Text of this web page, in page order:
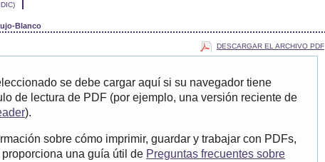
Blanco
DESCARGAR EL ARCHIVO PDF
se debe cargar aquí si su navegador tiene
de lectura de PDF (por ejemplo, una versión reciente de
).
sobre cómo imprimir, guardar y trabajar con PDFs,
una guía útil de Preguntas frecuentes sobre